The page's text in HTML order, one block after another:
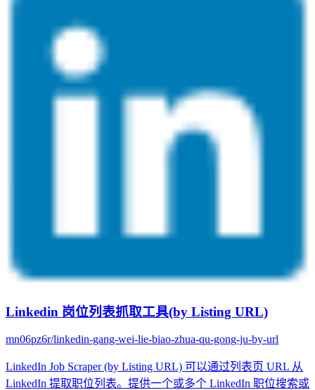
Linkedin 岗位列表抓取工具(by Listing URL)
mn06pz6r/linkedin-gang-wei-lie-biao-zhua-qu-gong-ju-by-url
LinkedIn Job Scraper (by Listing URL) 可以通过列表页 URL 从
LinkedIn 提取职位列表。提供一个或多个 LinkedIn 职位搜索或